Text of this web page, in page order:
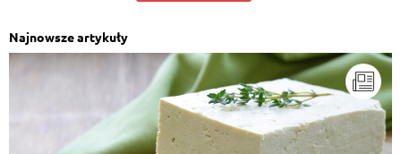
Najnowsze artykuły